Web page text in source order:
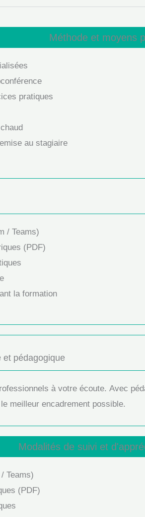
Méthode et moyens
pratiques
au stagiaire
/ Teams)
(PDF)
la formation
et pédagogique
à votre écoute. Avec
meilleur encadrement possible.
Modalités de suivi et
Teams)
(PDF)